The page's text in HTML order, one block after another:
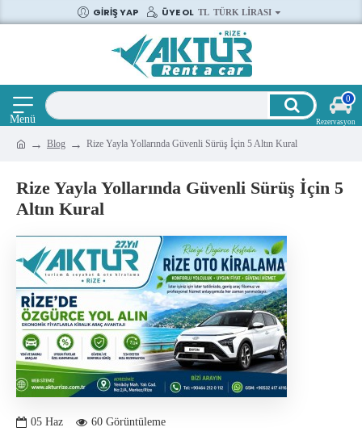
GIRIŞ YAP ÜYE OL TL TÜRK LIRASI
0
Blog Rize Yayla Yollarında Güvenli Sürüş İçin 5 Altın Kural
Rize Yayla Yollarında Güvenli Sürüş İçin 5
Altın Kural
05 Haz 60 Görüntüleme